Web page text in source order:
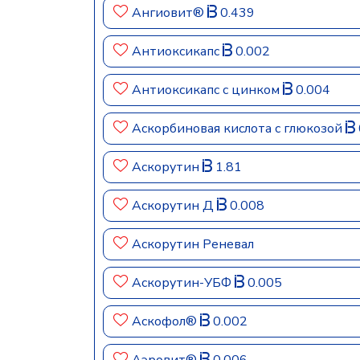
Ангиовит® 0.439
Антиоксикапс 0.002
Антиоксикапс с цинком 0.004
Аскорбиновая кислота с глюкозой
Аскорутин 1.81
Аскорутин Д 0.008
Аскорутин Реневал
Аскорутин-УБФ 0.005
Аскофол® 0.002